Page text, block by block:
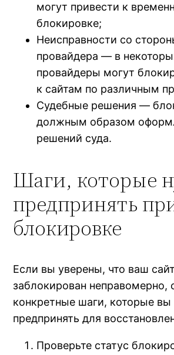
могут привести к
блокировке;
Неисправности со
провайдера — в
провайдеры могут
к сайтам по различным
Судебные решения —
должным образом
решений суда.
Шаги, которые
предпринять
блокировке
Если вы уверены, что ваш
заблокирован неправомерно,
конкретные шаги, которые
предпринять для
Проверьте статус